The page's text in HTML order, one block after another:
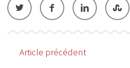
Article précédent